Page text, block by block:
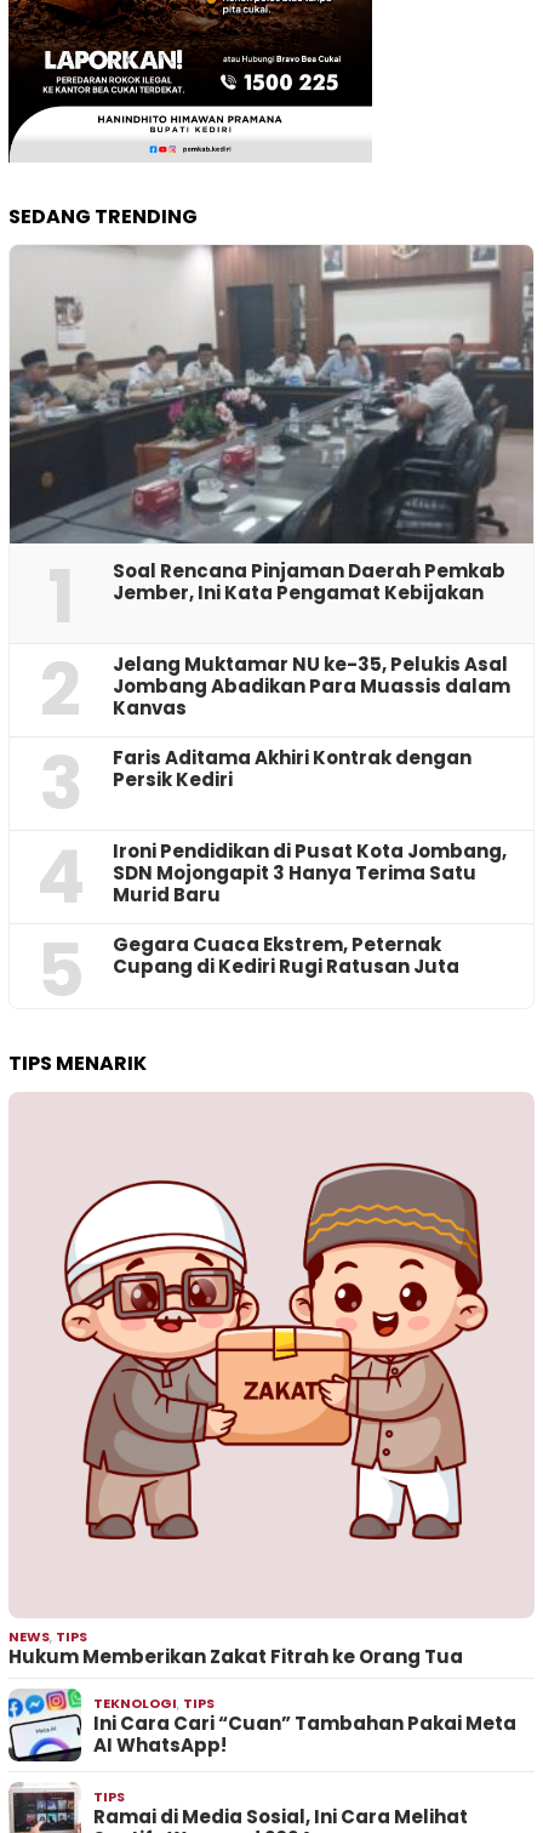
SEDANG TRENDING
1
‎Soal Rencana Pinjaman Daerah Pemkab
Jember, Ini Kata Pengamat Kebijakan ‎
2
Jelang Muktamar NU ke-35, Pelukis Asal
Jombang Abadikan Para Muassis dalam
Kanvas
3
Faris Aditama Akhiri Kontrak dengan
Persik Kediri
4
Ironi Pendidikan di Pusat Kota Jombang,
SDN Mojongapit 3 Hanya Terima Satu
Murid Baru
5
‎Gegara Cuaca Ekstrem, Peternak
Cupang di Kediri Rugi Ratusan Juta
TIPS MENARIK
NEWS, TIPS
Hukum Memberikan Zakat Fitrah ke Orang Tua
TEKNOLOGI, TIPS
Ini Cara Cari “Cuan” Tambahan Pakai Meta
AI WhatsApp!
TIPS
Ramai di Media Sosial, Ini Cara Melihat